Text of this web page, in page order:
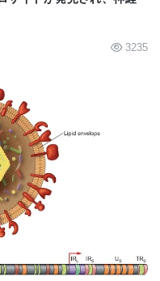
法によって実現しま
微生物が病気に与え
できます 。
授であり消化器健康
・コミネッリ (Fabio
れています 。また、
ス博士が開発した革
」無菌飼育システム
3235
JP